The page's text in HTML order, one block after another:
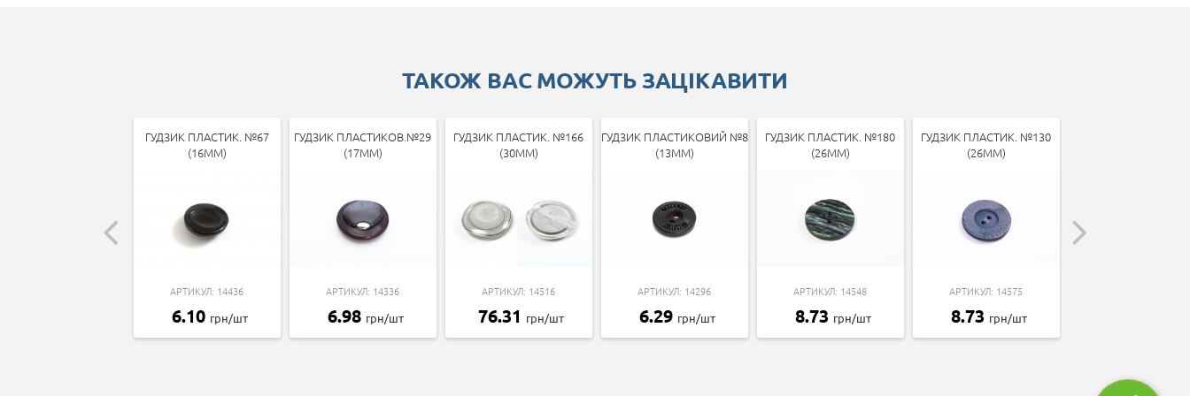
ТАКОЖ ВАС МОЖУТЬ ЗАЦІКАВИТИ
ГУДЗИК ПЛАСТИК. №67
(16ММ)
АРТИКУЛ: 14436
6.10 грн/шт
ГУДЗИК ПЛАСТИКОВ.№29
(17ММ)
АРТИКУЛ: 14336
6.98 грн/шт
ГУДЗИК ПЛАСТИК. №166
(30ММ)
АРТИКУЛ: 14516
76.31 грн/шт
ГУДЗИК ПЛАСТИКОВИЙ №8
(13ММ)
АРТИКУЛ: 14296
6.29 грн/шт
ГУДЗИК ПЛАСТИК. №180
(26ММ)
АРТИКУЛ: 14548
8.73 грн/шт
ГУДЗИК ПЛАСТИК. №130
(26ММ)
АРТИКУЛ: 14575
8.73 грн/шт